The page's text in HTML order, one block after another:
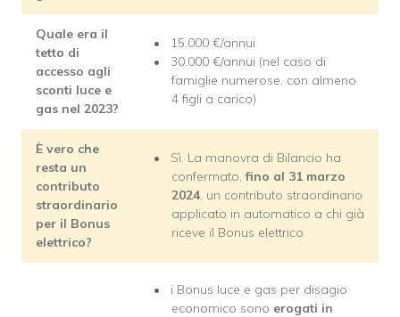
Quale era il
tetto di
accesso agli
sconti luce e
gas nel 2023?
15.000 €/annui
30.000 €/annui (nel caso di
famiglie numerose, con almeno
4 figli a carico)
È vero che
resta un
contributo
straordinario
per il Bonus
elettrico?
Sì. La manovra di Bilancio ha
confermato,fino al 31 marzo
2024, un contributo straordinario
applicato in automatico a chi già
riceve il Bonus elettrico
i Bonus luce e gas per disagio
economico sono erogati in